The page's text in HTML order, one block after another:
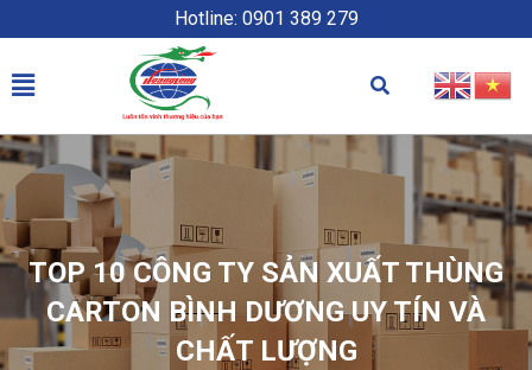
Hotline: 0901 389 279
TOP 10 CÔNG TY SẢN XUẤT THÙNG
CARTON BÌNH DƯƠNG UY TÍN VÀ
CHẤT LƯỢNG